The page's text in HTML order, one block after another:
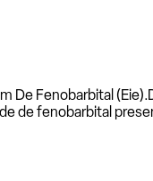
De Fenobarbital (Eie).
de fenobarbital